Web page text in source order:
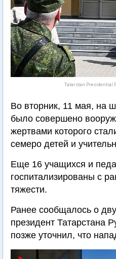
Tatarstan Presidential
Во вторник, 11 мая, на
было совершено
жертвами которого
семеро детей и
Еще 16 учащихся и
госпитализированы с
тяжести.
Ранее сообщалось о
президент Татарстана
позже уточнил, что